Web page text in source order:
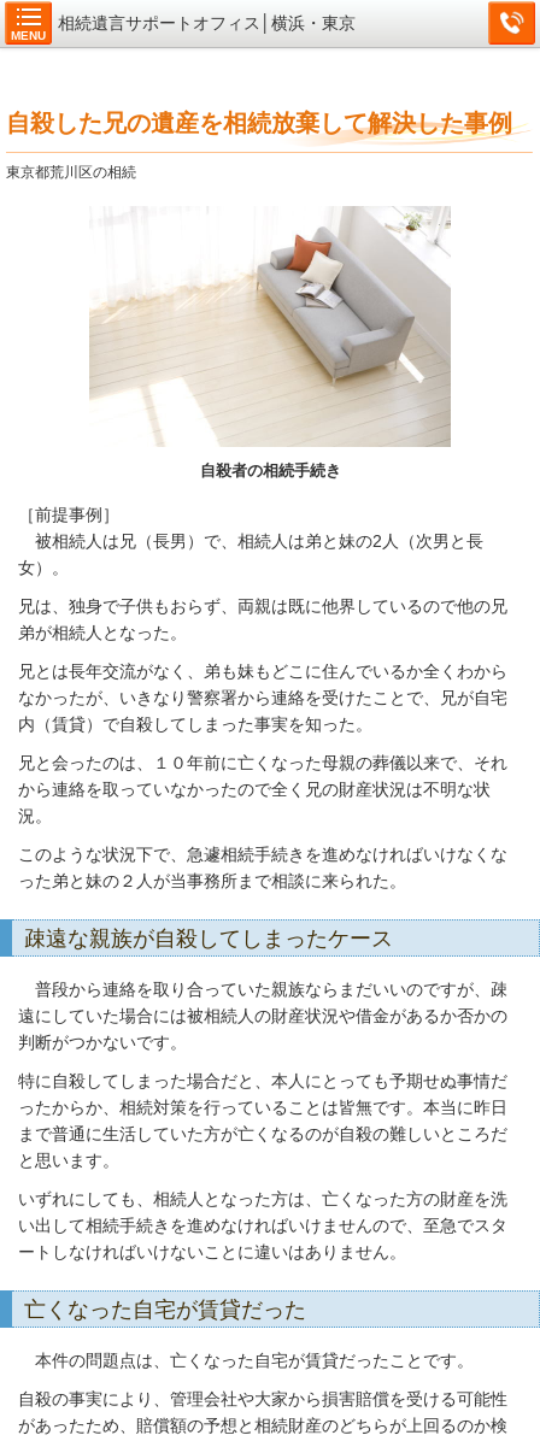
MENU
相続遺言サポートオフィス│横浜・東京
自殺した兄の遺産を相続放棄して解決した事例
東京都荒川区の相続
自殺者の相続手続き
［前提事例］
被相続人は兄（長男）で、相続人は弟と妹の2人（次男と長
女）。
兄は、独身で子供もおらず、両親は既に他界しているので他の兄
弟が相続人となった。
兄とは長年交流がなく、弟も妹もどこに住んでいるか全くわから
なかったが、いきなり警察署から連絡を受けたことで、兄が自宅
内（賃貸）で自殺してしまった事実を知った。
兄と会ったのは、１０年前に亡くなった母親の葬儀以来で、それ
から連絡を取っていなかったので全く兄の財産状況は不明な状
況。
このような状況下で、急遽相続手続きを進めなければいけなくな
った弟と妹の２人が当事務所まで相談に来られた。
疎遠な親族が自殺してしまったケース
普段から連絡を取り合っていた親族ならまだいいのですが、疎
遠にしていた場合には被相続人の財産状況や借金があるか否かの
判断がつかないです。
特に自殺してしまった場合だと、本人にとっても予期せぬ事情だ
ったからか、相続対策を行っていることは皆無です。本当に昨日
まで普通に生活していた方が亡くなるのが自殺の難しいところだ
と思います。
いずれにしても、相続人となった方は、亡くなった方の財産を洗
い出して相続手続きを進めなければいけませんので、至急でスタ
ートしなければいけないことに違いはありません。
亡くなった自宅が賃貸だった
本件の問題点は、亡くなった自宅が賃貸だったことです。
自殺の事実により、管理会社や大家から損害賠償を受ける可能性
があったため、賠償額の予想と相続財産のどちらが上回るのか検